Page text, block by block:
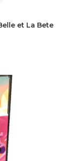
et La Bete